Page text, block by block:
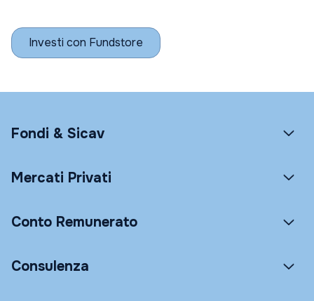
Investi con Fundstore
Fondi & Sicav
Mercati Privati
Conto Remunerato
Consulenza